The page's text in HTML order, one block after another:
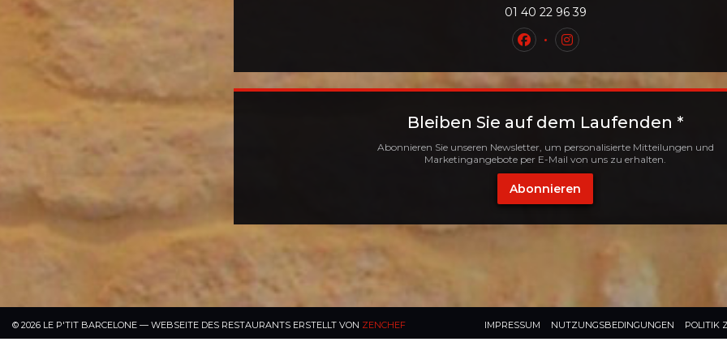
01 40 22 96 39
Facebook ((öffnet ein neues
Instagram ((öffnet ein
Bleiben Sie auf dem Laufenden *
Abonnieren Sie unseren Newsletter, um personalisierte Mitteilungen und
Marketingangebote per E-Mail von uns zu erhalten.
Abonnieren
© 2026 LE P'TIT BARCELONE — WEBSEITE DES RESTAURANTS ERSTELLT VON ZENCHEF((ÖFFNET EIN NEUES FENSTER))
IMPRESSUM ((ÖFFNET EIN NEUES FENSTER))
NUTZUNGSBEDINGUNGEN ((ÖFFNET
POLITIK